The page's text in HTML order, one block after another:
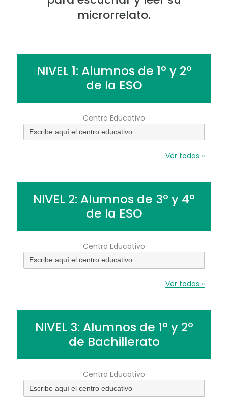
microrrelato.
NIVEL 1: Alumnos de 1º y 2º
de la ESO
Centro Educativo
Ver todos »
NIVEL 2: Alumnos de 3º y 4º
de la ESO
Centro Educativo
Ver todos »
NIVEL 3: Alumnos de 1º y 2º
de Bachillerato
Centro Educativo